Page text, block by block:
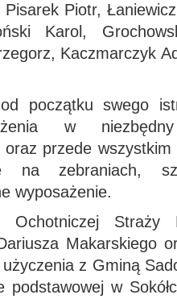
Piotr,
Karol,
Kaczmarczyk
początku swego
w
przede
na zebraniach,
wyposażenie.
Straży
Makarskiego
użyczenia z Gminą
podstawowej w